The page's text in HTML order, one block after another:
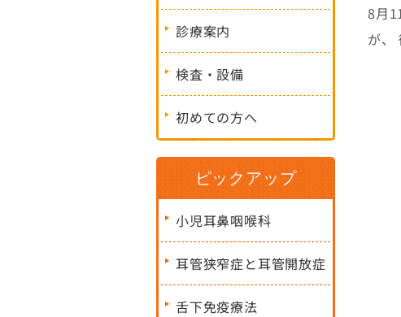
8月
が、
診療案内
検査・設備
初めての方へ
ピックアップ
小児耳鼻咽喉科
耳管狭窄症と耳管開放症
舌下免疫療法